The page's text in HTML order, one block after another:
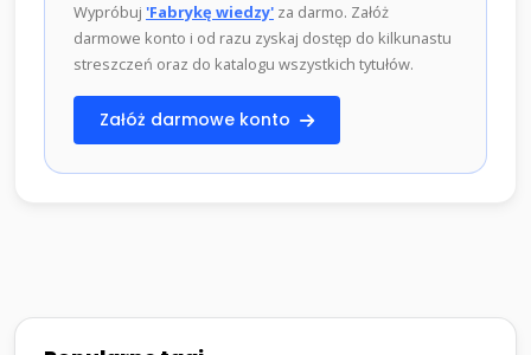
Wypróbuj 'Fabrykę wiedzy' za darmo. Załóż
darmowe konto i od razu zyskaj dostęp do kilkunastu
streszczeń oraz do katalogu wszystkich tytułów.
Załóż darmowe konto